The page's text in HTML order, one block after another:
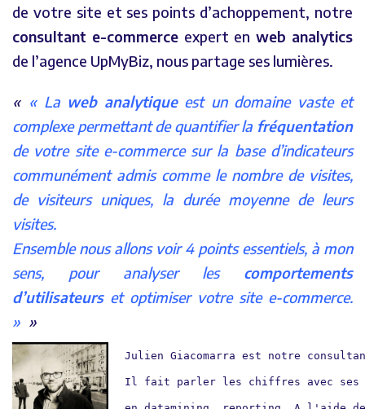
de votre site et ses points d’achoppement, notre
consultant e-commerceexpert enweb analytics
de l’agence UpMyBiz, nous partage ses lumières.
« La web analytiqueest un domaine vaste et
complexe permettant de quantifier la fréquentation
de votre site e-commerce sur la base d’indicateurs
communément admis comme le nombre de visites,
de visiteurs uniques, la durée moyenne de leurs
visites.
Ensemble nous allons voir 4 points essentiels, à mon
sens, pour analyser les comportements
d’utilisateurset optimiser votre site e-commerce.
»
Julien Giacomarra est notre
Il fait parler les chiffres avec ses